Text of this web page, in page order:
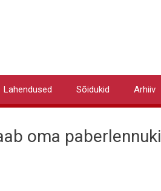
Lahendused Sõidukid Arhiiv
oma paberlennuki